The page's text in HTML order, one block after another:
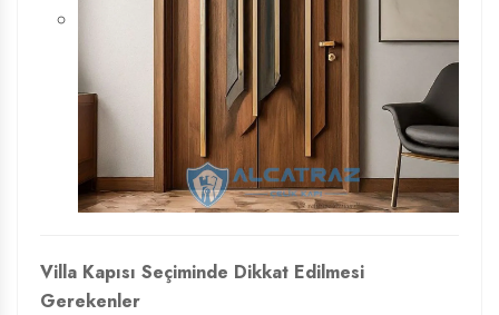
Villa Kapısı Seçiminde Dikkat Edilmesi
Gerekenler